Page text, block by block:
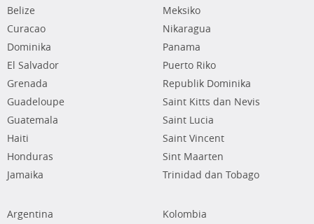
Belize
Curacao
Dominika
El Salvador
Grenada
Guadeloupe
Guatemala
Haiti
Honduras
Jamaika
Meksiko
Nikaragua
Panama
Puerto Riko
Republik Dominika
Saint Kitts dan Nevis
Saint Lucia
Saint Vincent
Sint Maarten
Trinidad dan Tobago
Argentina
Kolombia